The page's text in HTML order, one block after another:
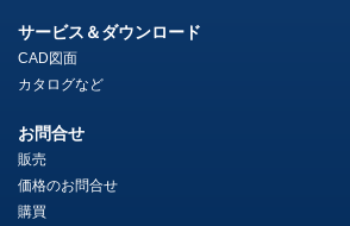
サービス＆ダウンロード
CAD図面
カタログなど
お問合せ
販売
価格のお問合せ
購買